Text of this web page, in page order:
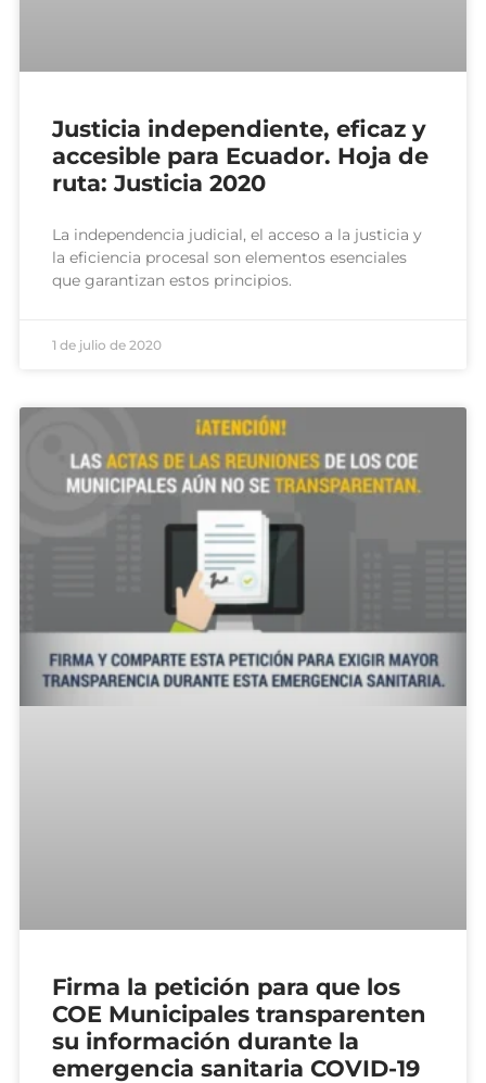
Justicia independiente, eficaz y
accesible para Ecuador. Hoja de
ruta: Justicia 2020
La independencia judicial, el acceso a la justicia y
la eficiencia procesal son elementos esenciales
que garantizan estos principios.
1 de julio de 2020
Firma la petición para que los
COE Municipales transparenten
su información durante la
emergencia sanitaria COVID-19